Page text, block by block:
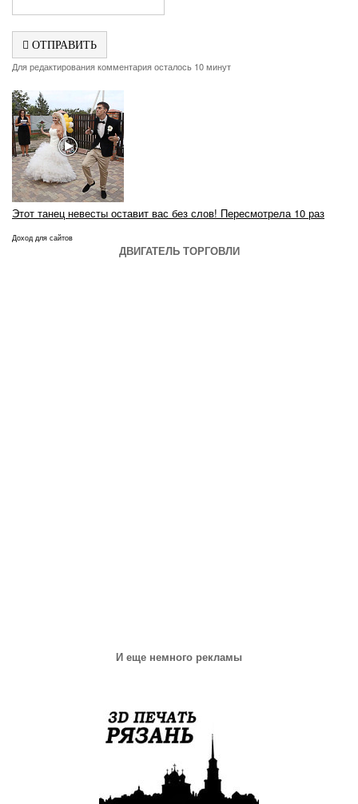
ОТПРАВИТЬ
Для редактирования комментария осталось 10 минут
Этот танец невесты оставит вас без слов! Пересмотрела 10 раз
Доход для сайтов
ДВИГАТЕЛЬ ТОРГОВЛИ
И еще немного рекламы